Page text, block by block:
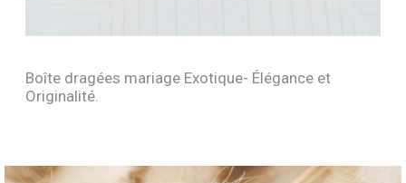
Boîte dragées mariage Exotique- Élégance et
Originalité.